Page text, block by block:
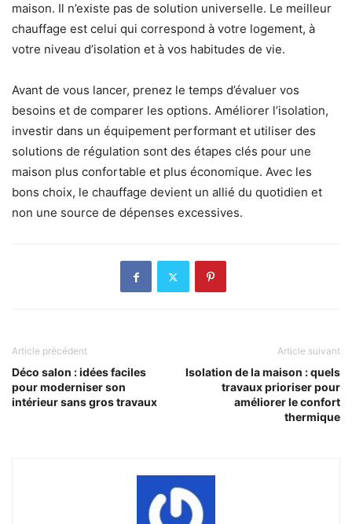
maison. Il n’existe pas de solution universelle. Le meilleur
chauffage est celui qui correspond à votre logement, à
votre niveau d’isolation et à vos habitudes de vie.
Avant de vous lancer, prenez le temps d’évaluer vos
besoins et de comparer les options. Améliorer l’isolation,
investir dans un équipement performant et utiliser des
solutions de régulation sont des étapes clés pour une
maison plus confortable et plus économique. Avec les
bons choix, le chauffage devient un allié du quotidien et
non une source de dépenses excessives.
Article précédent
Déco salon : idées faciles
pour moderniser son
intérieur sans gros travaux
Article suivant
Isolation de la maison : quels
travaux prioriser pour
améliorer le confort
thermique